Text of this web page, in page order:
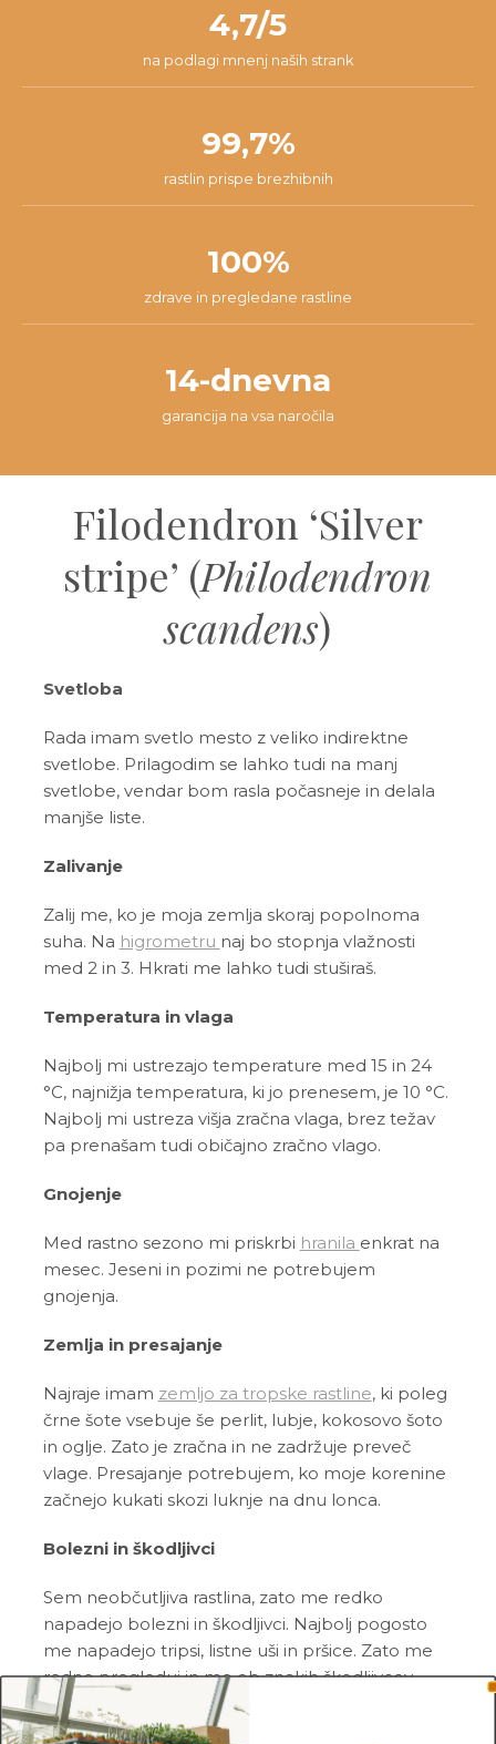
4,7/5
na podlagi mnenj naših strank
99,7%
rastlin prispe brezhibnih
100%
zdrave in pregledane rastline
14-dnevna
garancija na vsa naročila
Filodendron ‘Silver
stripe’ (Philodendron
scandens)
Svetloba
Rada imam svetlo mesto z veliko indirektne
svetlobe. Prilagodim se lahko tudi na manj
svetlobe, vendar bom rasla počasneje in delala
manjše liste.
Zalivanje
Zalij me, ko je moja zemlja skoraj popolnoma
suha. Na higrometru naj bo stopnja vlažnosti
med 2 in 3. Hkrati me lahko tudi stuširaš.
Temperatura in vlaga
Najbolj mi ustrezajo temperature med 15 in 24
°C, najnižja temperatura, ki jo prenesem, je 10 °C.
Najbolj mi ustreza višja zračna vlaga, brez težav
pa prenašam tudi običajno zračno vlago.
Gnojenje
Med rastno sezono mi priskrbi hranila enkrat na
mesec. Jeseni in pozimi ne potrebujem
gnojenja.
Zemlja in presajanje
Najraje imam zemljo za tropske rastline, ki poleg
črne šote vsebuje še perlit, lubje, kokosovo šoto
in oglje. Zato je zračna in ne zadržuje preveč
vlage. Presajanje potrebujem, ko moje korenine
začnejo kukati skozi luknje na dnu lonca.
Bolezni in škodljivci
Sem neobčutljiva rastlina, zato me redko
napadejo bolezni in škodljivci. Najbolj pogosto
me napadejo tripsi, listne uši in pršice. Zato me
redno pregleduj in me ob znakih škodljivcev
pozdravi z insekticidom ali mešanico
tonikain vode.